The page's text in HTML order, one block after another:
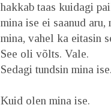
hakkab taas kuidagi
mina ise ei saanud
mina, vahel ka eitasin
See oli võlts. Vale.
Sedagi tundsin mina
Kuid olen mina ise.